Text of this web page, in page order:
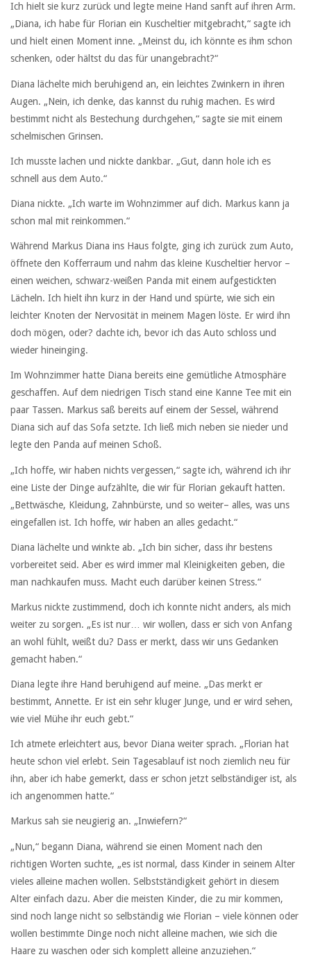
Ich hielt sie kurz zurück und legte meine Hand sanft auf ihren Arm.
„Diana, ich habe für Florian ein Kuscheltier mitgebracht,“ sagte ich
und hielt einen Moment inne. „Meinst du, ich könnte es ihm schon
schenken, oder hältst du das für unangebracht?“
Diana lächelte mich beruhigend an, ein leichtes Zwinkern in ihren
Augen. „Nein, ich denke, das kannst du ruhig machen. Es wird
bestimmt nicht als Bestechung durchgehen,“ sagte sie mit einem
schelmischen Grinsen.
Ich musste lachen und nickte dankbar. „Gut, dann hole ich es
schnell aus dem Auto.“
Diana nickte. „Ich warte im Wohnzimmer auf dich. Markus kann ja
schon mal mit reinkommen.“
Während Markus Diana ins Haus folgte, ging ich zurück zum Auto,
öffnete den Kofferraum und nahm das kleine Kuscheltier hervor –
einen weichen, schwarz-weißen Panda mit einem aufgestickten
Lächeln. Ich hielt ihn kurz in der Hand und spürte, wie sich ein
leichter Knoten der Nervosität in meinem Magen löste. Er wird ihn
doch mögen, oder? dachte ich, bevor ich das Auto schloss und
wieder hineinging.
Im Wohnzimmer hatte Diana bereits eine gemütliche Atmosphäre
geschaffen. Auf dem niedrigen Tisch stand eine Kanne Tee mit ein
paar Tassen. Markus saß bereits auf einem der Sessel, während
Diana sich auf das Sofa setzte. Ich ließ mich neben sie nieder und
legte den Panda auf meinen Schoß.
„Ich hoffe, wir haben nichts vergessen,“ sagte ich, während ich ihr
eine Liste der Dinge aufzählte, die wir für Florian gekauft hatten.
„Bettwäsche, Kleidung, Zahnbürste, und so weiter– alles, was uns
eingefallen ist. Ich hoffe, wir haben an alles gedacht.“
Diana lächelte und winkte ab. „Ich bin sicher, dass ihr bestens
vorbereitet seid. Aber es wird immer mal Kleinigkeiten geben, die
man nachkaufen muss. Macht euch darüber keinen Stress.“
Markus nickte zustimmend, doch ich konnte nicht anders, als mich
weiter zu sorgen. „Es ist nur… wir wollen, dass er sich von Anfang
an wohl fühlt, weißt du? Dass er merkt, dass wir uns Gedanken
gemacht haben.“
Diana legte ihre Hand beruhigend auf meine. „Das merkt er
bestimmt, Annette. Er ist ein sehr kluger Junge, und er wird sehen,
wie viel Mühe ihr euch gebt.“
Ich atmete erleichtert aus, bevor Diana weiter sprach. „Florian hat
heute schon viel erlebt. Sein Tagesablauf ist noch ziemlich neu für
ihn, aber ich habe gemerkt, dass er schon jetzt selbständiger ist, als
ich angenommen hatte.“
Markus sah sie neugierig an. „Inwiefern?“
„Nun,“ begann Diana, während sie einen Moment nach den
richtigen Worten suchte, „es ist normal, dass Kinder in seinem Alter
vieles alleine machen wollen. Selbstständigkeit gehört in diesem
Alter einfach dazu. Aber die meisten Kinder, die zu mir kommen,
sind noch lange nicht so selbständig wie Florian – viele können oder
wollen bestimmte Dinge noch nicht alleine machen, wie sich die
Haare zu waschen oder sich komplett alleine anzuziehen.“